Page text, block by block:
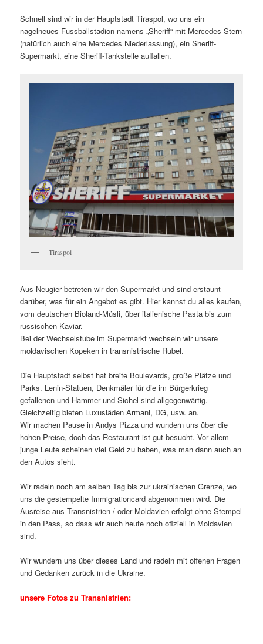
Schnell sind wir in der Hauptstadt Tiraspol, wo uns ein
nagelneues Fussballstadion namens „Sheriff“ mit Mercedes-Stern
(natürlich auch eine Mercedes Niederlassung), ein Sheriff-
Supermarkt, eine Sheriff-Tankstelle auffallen.
Tiraspol
Aus Neugier betreten wir den Supermarkt und sind erstaunt
darüber, was für ein Angebot es gibt. Hier kannst du alles kaufen,
vom deutschen Bioland-Müsli, über italienische Pasta bis zum
russischen Kaviar.
Bei der Wechselstube im Supermarkt wechseln wir unsere
moldavischen Kopeken in transnistrische Rubel.
Die Hauptstadt selbst hat breite Boulevards, große Plätze und
Parks. Lenin-Statuen, Denkmäler für die im Bürgerkrieg
gefallenen und Hammer und Sichel sind allgegenwärtig.
Gleichzeitig bieten Luxusläden Armani, DG, usw. an.
Wir machen Pause in Andys Pizza und wundern uns über die
hohen Preise, doch das Restaurant ist gut besucht. Vor allem
junge Leute scheinen viel Geld zu haben, was man dann auch an
den Autos sieht.
Wir radeln noch am selben Tag bis zur ukrainischen Grenze, wo
uns die gestempelte Immigrationcard abgenommen wird. Die
Ausreise aus Transnistrien / oder Moldavien erfolgt ohne Stempel
in den Pass, so dass wir auch heute noch ofiziell in Moldavien
sind.
Wir wundern uns über dieses Land und radeln mit offenen Fragen
und Gedanken zurück in die Ukraine.
unsere Fotos zu Transnistrien: